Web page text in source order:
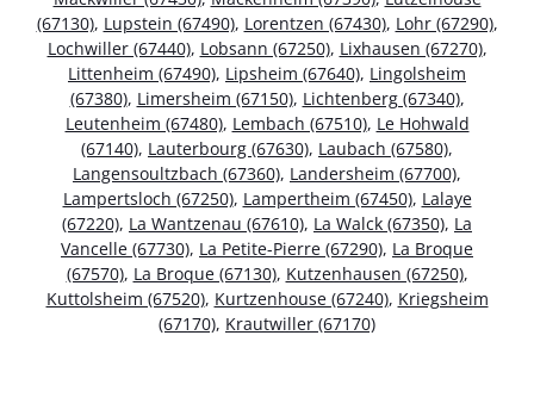
(67130), Lupstein (67490), Lorentzen (67430), Lohr (67290),
Lochwiller (67440), Lobsann (67250), Lixhausen (67270),
Littenheim (67490), Lipsheim (67640), Lingolsheim
(67380), Limersheim (67150), Lichtenberg (67340),
Leutenheim (67480), Lembach (67510), Le Hohwald
(67140), Lauterbourg (67630), Laubach (67580),
Langensoultzbach (67360), Landersheim (67700),
Lampertsloch (67250), Lampertheim (67450), Lalaye
(67220), La Wantzenau (67610), La Walck (67350), La
Vancelle (67730), La Petite-Pierre (67290), La Broque
(67570), La Broque (67130), Kutzenhausen (67250),
Kuttolsheim (67520), Kurtzenhouse (67240), Kriegsheim
(67170), Krautwiller (67170)